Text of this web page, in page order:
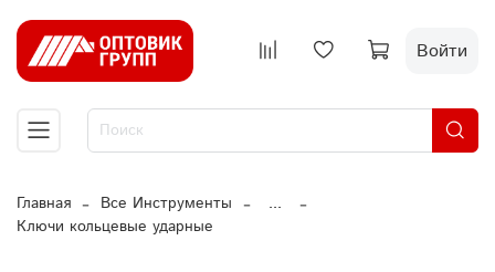
Войти
Главная Все Инструменты
...
Ключи кольцевые ударные